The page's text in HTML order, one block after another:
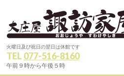
火曜日及び祝日の翌日は休館です
TEL 077-516-8160
午前９時から午後５時